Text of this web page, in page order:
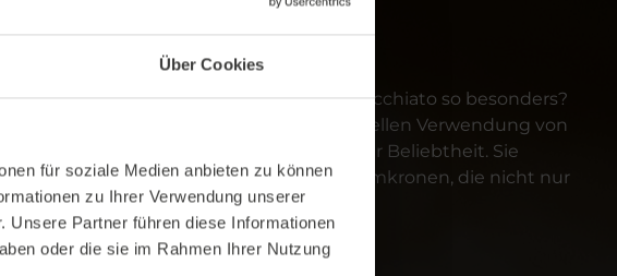
Über Cookies
für soziale Medien anbieten zu können
zu Ihrer Verwendung unserer
Unsere Partner führen diese Informationen
oder die sie im Rahmen Ihrer Nutzung
Cappuccino, Café con leche und Latte Macchiato so besonders?
liegt oft in der Milch. Neben der traditionellen Verwendung von
erfreuen sich Milchpulver-Toppings großer Beliebtheit. Sie
die Kreation von ansprechenden Schaumkronen, die nicht nur
auch geschmacklich beeindrucken.
im Überblick: